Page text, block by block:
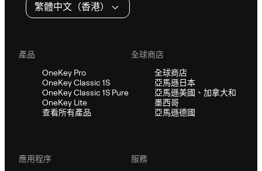
繁體中文（香港）
產品
OneKey Pro
OneKey Classic 1S
OneKey Classic 1S Pure
OneKey Lite
查看所有產品
全球商店
全球商店
亞馬遜日本
亞馬遜美國、加拿大和
墨西哥
亞馬遜德國
應用程序
服務